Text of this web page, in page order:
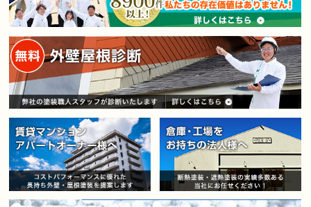
賃貸マンション・アパートオー